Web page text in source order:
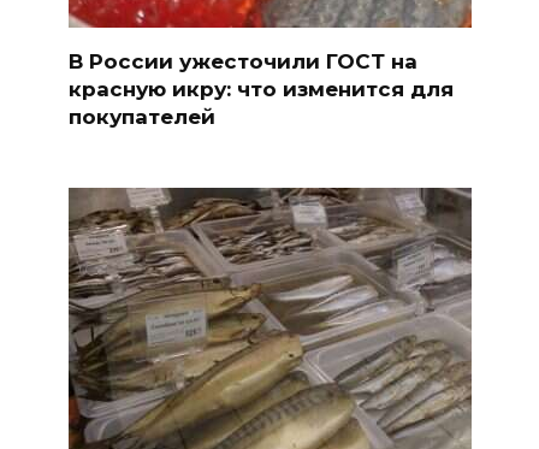
В России ужесточили ГОСТ на
красную икру: что изменится для
покупателей